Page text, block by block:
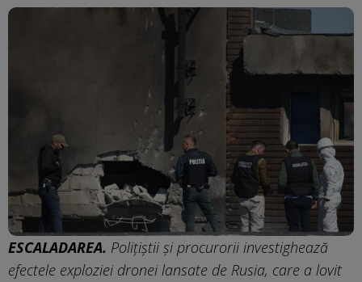
ESCALADAREA. Polițiștii și procurorii investighează
efectele exploziei dronei lansate de Rusia, care a lovit